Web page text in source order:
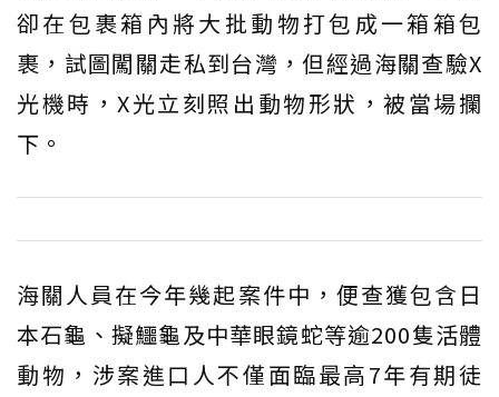
卻在包裹箱內將大批動物打包成一箱箱包
裹，試圖闖關走私到台灣，但經過海關查驗X
光機時，X光立刻照出動物形狀，被當場攔
下。
海關人員在今年幾起案件中，便查獲包含日
本石龜、擬鱷龜及中華眼鏡蛇等逾200隻活體
動物，涉案進口人不僅面臨最高7年有期徒